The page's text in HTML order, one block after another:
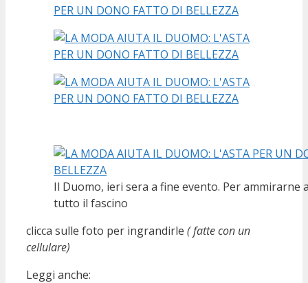
Il Duomo, ieri sera a fine evento. Per ammirarne
tutto il fascino
clicca sulle foto per ingrandirle ( fatte con un
cellulare)
Leggi anche: